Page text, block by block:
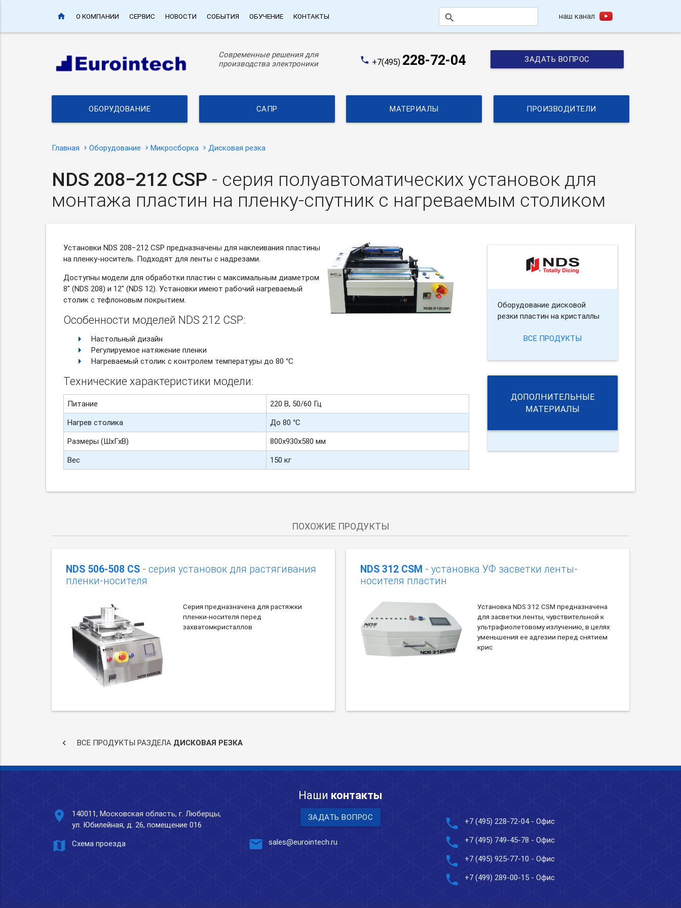
home О КОМПАНИИ СЕРВИС НОВОСТИ СОБЫТИЯ ОБУЧЕНИЕ КОНТАКТЫ search наш канал
Современные решения для
производства электроники
phone +7(495) 228-72-04 ЗАДАТЬ ВОПРОС
ОБОРУДОВАНИЕ САПР МАТЕРИАЛЫ ПРОИЗВОДИТЕЛИ
Главная Оборудование Микросборка Дисковая резка
NDS 208−212 CSP - серия полуавтоматических установок для
монтажа пластин на пленку-спутник с нагреваемым столиком
Установки NDS 208−212 CSP предназначены для наклеивания пластины
на пленку-носитель. Подходят для ленты с надрезами.
Доступны модели для обработки пластин с максимальным диаметром
8" (NDS 208) и 12" (NDS 12). Установки имеют рабочий нагреваемый
столик с тефлоновым покрытием.
Особенности моделей NDS 212 CSP:
Настольный дизайн
Регулируемое натяжение пленки
Нагреваемый столик с контролем температуры до 80 °C
Технические характеристики модели:
Питание
220 В, 50/60 Гц
Нагрев столика
До 80 °C
Размеры (ШхГхВ)
800х930х580 мм
Вес
150 кг
Оборудование дисковой
резки пластин на кристаллы
ВСЕ ПРОДУКТЫ
ДОПОЛНИТЕЛЬНЫЕ
МАТЕРИАЛЫ
ПОХОЖИЕ ПРОДУКТЫ
NDS 506-508 CS - серия установок для растягивания
пленки-носителя
Серия предназначена для растяжки
пленки-носителя перед
захватомкристаллов
NDS 312 CSM - установка УФ засветки ленты-
носителя пластин
Установка NDS 312 CSМ предназначена
для засветки ленты, чувствительной к
ультрафиолетовому излучению, в целях
уменьшения ее адгезии перед снятием
крис
keyboard_arrow_left ВСЕ ПРОДУКТЫ РАЗДЕЛА ДИСКОВАЯ РЕЗКА
Наши контакты
place
140011, Московская область, г. Люберцы,
ул. Юбилейная, д. 26, помещение 016
map Схема проезда
ЗАДАТЬ ВОПРОС
mail sales@eurointech.ru
phone +7 (495) 228-72-04- Офис
phone +7 (495) 749-45-78 - Офис
phone +7 (495) 925-77-10 - Офис
phone +7 (499) 289-00-15 - Офис